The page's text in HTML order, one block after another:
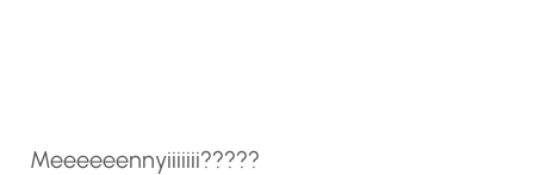
Meeeeeennyiiiiiii?????